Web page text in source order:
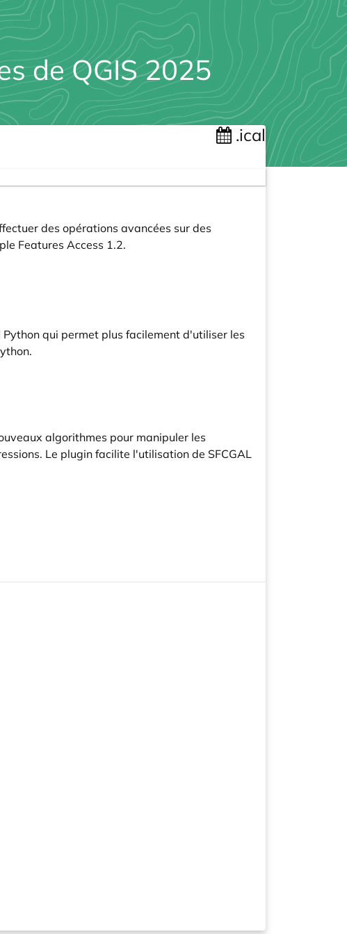
de QGIS 2025
.ical
des opérations avancées sur des
Features Access 1.2.
Python qui permet plus facilement d'utiliser les
algorithmes pour manipuler les
Le plugin facilite l'utilisation de SFCGAL